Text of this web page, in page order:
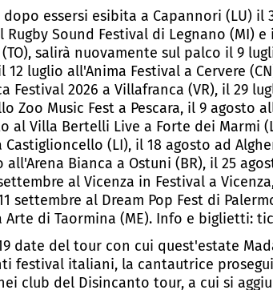
dopo essersi esibita a Capannori (LU) il
Rugby Sound Festival di Legnano (MI)
salirà nuovamente sul palco il 9
12 luglio all'Anima Festival a Cervere
Festival 2026 a Villafranca (VR), il 29
Zoo Music Fest a Pescara, il 9 agosto
al Villa Bertelli Live a Forte dei Marmi
Castiglioncello (LI), il 18 agosto ad
all'Arena Bianca a Ostuni (BR), il 25
al Vicenza in Festival a
settembre al Dream Pop Fest di
Arte di Taormina (ME). Info e biglietti:
date del tour con cui quest'estate
festival italiani, la cantautrice
club del Disincanto tour, a cui si